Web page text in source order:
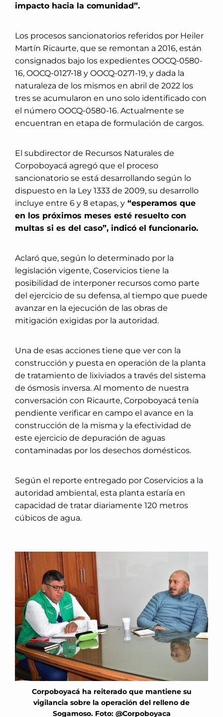
impacto hacia la comunidad”.
Los procesos sancionatorios referidos por Heiler
Martín Ricaurte, que se remontan a 2016, están
consignados bajo los expedientes OOCQ-0580-
16, OOCQ-0127-18 y OOCQ-0271-19, y dada la
naturaleza de los mismos en abril de 2022 los
tres se acumularon en uno solo identificado con
el número OOCQ-0580-16. Actualmente se
encuentran en etapa de formulación de cargos.
El subdirector de Recursos Naturales de
Corpoboyacá agregó que el proceso
sancionatorio se está desarrollando según lo
dispuesto en la Ley 1333 de 2009, su desarrollo
incluye entre 6 y 8 etapas, y “esperamos que
en los próximos meses esté resuelto con
multas si es del caso”, indicó el funcionario.
Aclaró que, según lo determinado por la
legislación vigente, Coservicios tiene la
posibilidad de interponer recursos como parte
del ejercicio de su defensa, al tiempo que puede
avanzar en la ejecución de las obras de
mitigación exigidas por la autoridad.
Una de esas acciones tiene que ver con la
construcción y puesta en operación de la planta
de tratamiento de lixiviados a través del sistema
de ósmosis inversa. Al momento de nuestra
conversación con Ricaurte, Corpoboyacá tenía
pendiente verificar en campo el avance en la
construcción de la misma y la efectividad de
este ejercicio de depuración de aguas
contaminadas por los desechos domésticos.
Según el reporte entregado por Coservicios a la
autoridad ambiental, esta planta estaría en
capacidad de tratar diariamente 120 metros
cúbicos de agua.
Corpoboyacá ha reiterado que mantiene su
vigilancia sobre la operación del relleno de
Sogamoso. Foto: @Corpoboyaca